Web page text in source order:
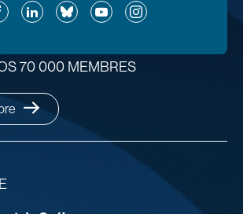
LinkedInBlueskyYouTubeInstagram
70 000 MEMBRES